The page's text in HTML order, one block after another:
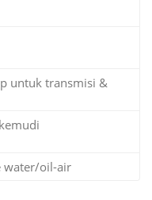
untuk transmisi &
water/oil-air